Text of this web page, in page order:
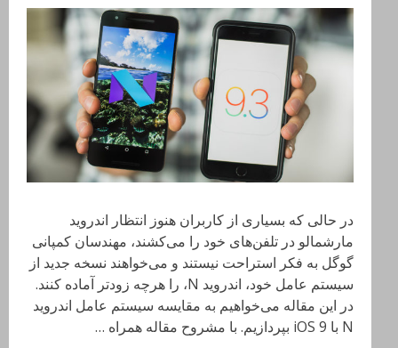
در حالی که بسیاری از کاربران هنوز انتظار اندروید
مارشمالو در تلفن‌های خود را می‌کشند، مهندسان کمپانی
گوگل به فکر استراحت نیستند و می‌خواهند نسخه جدید از
سیستم عامل خود، اندروید N، را هرچه زودتر آماده کنند.
در این مقاله می‌خواهیم به مقایسه سیستم عامل اندروید
N با iOS 9 بپردازیم. با مشروح مقاله همراه …